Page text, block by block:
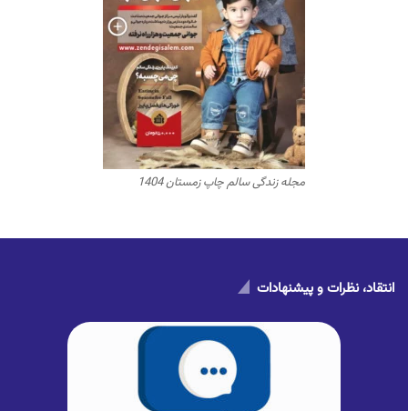
مجله زندگی سالم چاپ زمستان 1404
انتقاد، نظرات و پیشنهادات